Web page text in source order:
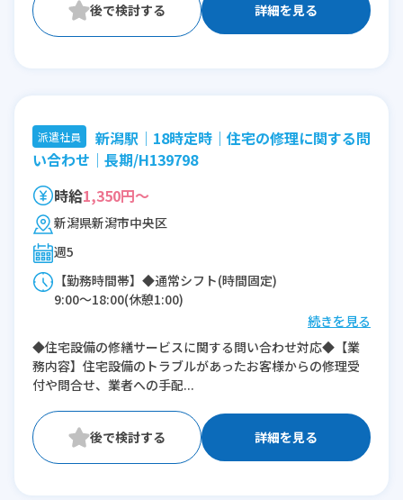
詳細を見る
派遣社員
新潟駅│18時定時｜住宅の修理に関する問
い合わせ│長期/H139798
時給1,350円～
新潟県新潟市中央区
週5
【勤務時間帯】◆通常シフト(時間固定)
9:00〜18:00(休憩1:00)
※残業：10時間程度/月
続きを見る
◆住宅設備の修繕サービスに関する問い合わせ対応◆【業
務内容】住宅設備のトラブルがあったお客様からの修理受
付や問合せ、業者への手配...
詳細を見る